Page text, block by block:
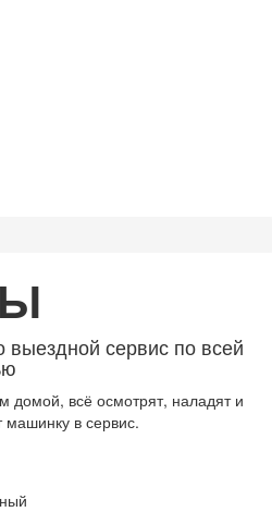
сервис по всей
домой, всё осмотрят, наладят и
машинку в сервис.